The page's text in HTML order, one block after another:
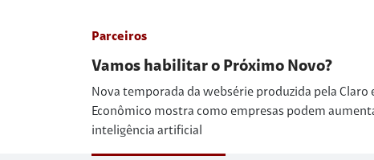
Parceiros
Vamos habilitar o Próximo Novo?
Nova temporada da websérie produzida pela Claro
Econômico mostra como empresas podem
inteligência artificial